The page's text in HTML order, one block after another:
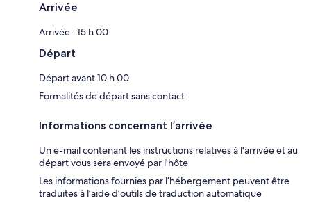
Arrivée
Arrivée : 15 h 00
Départ
Départ avant 10 h 00
Formalités de départ sans contact
Informations concernant l’arrivée
Un e-mail contenant les instructions relatives à l'arrivée et au
départ vous sera envoyé par l'hôte
Les informations fournies par l’hébergement peuvent être
traduites à l’aide d’outils de traduction automatique